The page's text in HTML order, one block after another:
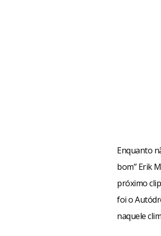
Enquanto
bom” Erik
próximo
foi o
naquele